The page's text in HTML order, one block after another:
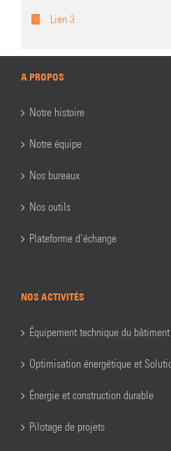
Lien 3
A PROPOS
Notre histoire
Notre équipe
Nos bureaux
Nos outils
Plateforme d’échange
NOS ACTIVITÉS
Équipement technique du bâtiment
Optimisation énergétique et
Énergie et construction durable
Pilotage de projets